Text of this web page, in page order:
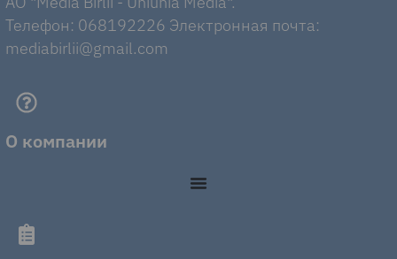
Телефон: 068192226 Электронная почта:
mediabirlii@gmail.com
О компании